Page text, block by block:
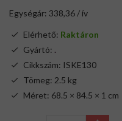
Egységár: 338,36 / ív
Elérhető: Raktáron
Gyártó: .
Cikkszám: ISKE130
Tömeg: 2.5 kg
Méret: 68.5 × 84.5 × 1 cm